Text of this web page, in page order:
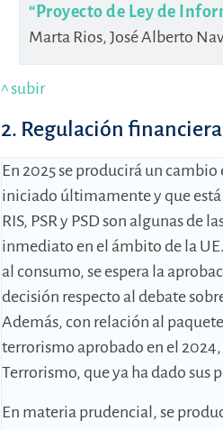
“Proyecto de Ley de
Marta Rios, José Alberto
^ subir
2. Regulación financiera
En 2025 se producirá un
iniciado últimamente y que está
RIS, PSR y PSD son algunas de
inmediato en el ámbito de la
al consumo, se espera la
decisión respecto al debate
Además, con relación al
terrorismo aprobado en el
Terrorismo, que ya ha dado sus
En materia prudencial, se